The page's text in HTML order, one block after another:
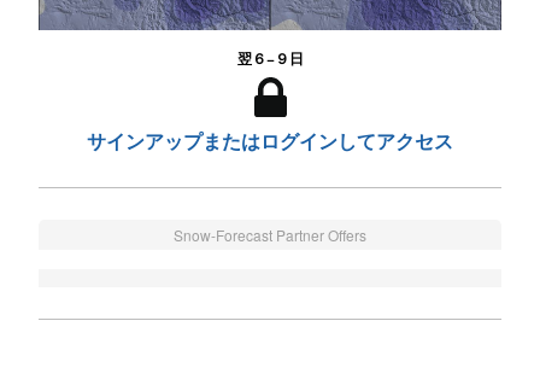
翌６−９日
サインアップまたはログインしてアクセス
Snow-Forecast Partner Offers